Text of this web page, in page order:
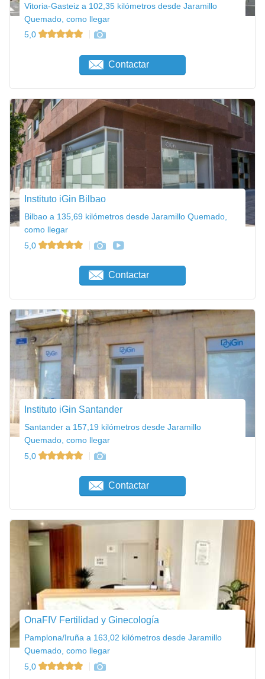
Vitoria-Gasteiz a 102,35 kilómetros desde Jaramillo
Quemado, como llegar
5,0
Contactar
Instituto iGin Bilbao
Bilbao a 135,69 kilómetros desde Jaramillo Quemado,
como llegar
5,0
Contactar
Instituto iGin Santander
Santander a 157,19 kilómetros desde Jaramillo
Quemado, como llegar
5,0
Contactar
OnaFIV Fertilidad y Ginecología
Pamplona/Iruña a 163,02 kilómetros desde Jaramillo
Quemado, como llegar
5,0